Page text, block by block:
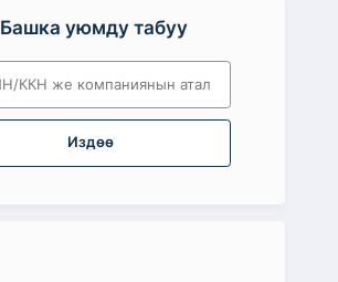
Башка уюмду табуу
Издөө